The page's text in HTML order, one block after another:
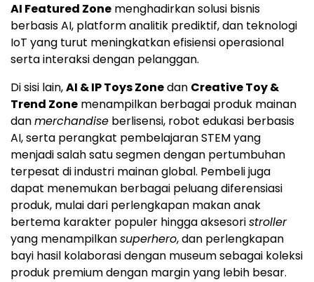
AI Featured Zone menghadirkan solusi bisnis
berbasis AI, platform analitik prediktif, dan teknologi
IoT yang turut meningkatkan efisiensi operasional
serta interaksi dengan pelanggan.
Di sisi lain,AI & IP Toys Zonedan Creative Toy &
Trend Zone menampilkan berbagai produk mainan
danmerchandise berlisensi, robot edukasi berbasis
AI, serta perangkat pembelajaran STEM yang
menjadi salah satu segmen dengan pertumbuhan
terpesat di industri mainan global. Pembeli juga
dapat menemukan berbagai peluang diferensiasi
produk, mulai dari perlengkapan makan anak
bertema karakter populer hingga aksesoristroller
yang menampilkansuperhero, dan perlengkapan
bayi hasil kolaborasi dengan museum sebagai koleksi
produk premium dengan margin yang lebih besar.